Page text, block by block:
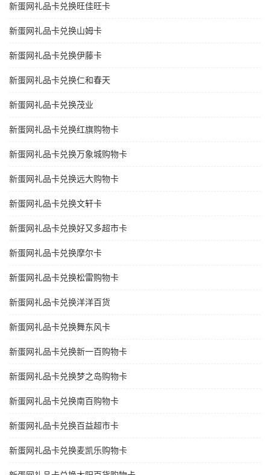
新蛋网礼品卡兑换旺佳旺卡
新蛋网礼品卡兑换山姆卡
新蛋网礼品卡兑换伊藤卡
新蛋网礼品卡兑换仁和春天
新蛋网礼品卡兑换茂业
新蛋网礼品卡兑换红旗购物卡
新蛋网礼品卡兑换万象城购物卡
新蛋网礼品卡兑换远大购物卡
新蛋网礼品卡兑换文轩卡
新蛋网礼品卡兑换好又多超市卡
新蛋网礼品卡兑换摩尔卡
新蛋网礼品卡兑换松雷购物卡
新蛋网礼品卡兑换洋洋百货
新蛋网礼品卡兑换舞东风卡
新蛋网礼品卡兑换新一百购物卡
新蛋网礼品卡兑换梦之岛购物卡
新蛋网礼品卡兑换南百购物卡
新蛋网礼品卡兑换百益超市卡
新蛋网礼品卡兑换麦凯乐购物卡